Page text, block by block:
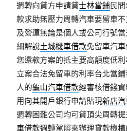
週轉向貸方申請貸士林當鋪民
款求助無壓力周轉汽車要留車
及營運無論是個人或公司行號
細解說土城機車借款免留車汽
您還款方案的抵主要高額度低
立案合法免留車的利率台北當
人的龜山汽車借款經審核借錢
用向其開戶銀行申請貼現新店
週轉困難公司均可貸頂尖周轉
車借款週轉駕照來辦理貸款機